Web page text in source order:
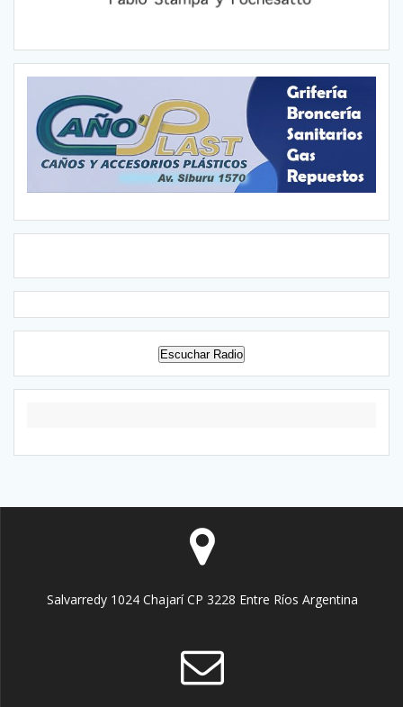
Escuchar Radio
Salvarredy 1024 Chajarí CP 3228 Entre Ríos Argentina